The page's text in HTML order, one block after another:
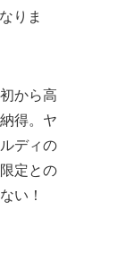
りま
から高
得。ヤ
ディの
定との
い！